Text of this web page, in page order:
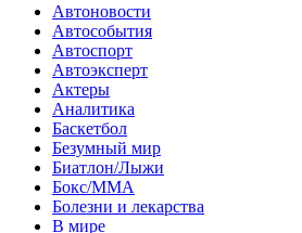
Автоновости
Автособытия
Автоспорт
Автоэксперт
Актеры
Аналитика
Баскетбол
Безумный мир
Биатлон/Лыжи
Бокс/MMA
Болезни и лекарства
В мире